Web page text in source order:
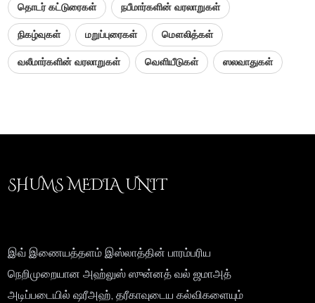
தொடர் கட்டுரைகள் நபீமார்களின் வரலாறுகள்
நிகழ்வுகள் மறுப்புரைகள் மௌலித்கள்
வலீமார்களின் வரலாறுகள் வெளியீடுகள் ஸலவாதுகள்
SHUMS MEDIA UNIT
இவ் இணையத்தளம் இஸ்லாத்தின் பாரம்பரிய
நெறிமுறையான அஹ்லுஸ் ஸுன்னத் வல் ஜமாஅத்
அடிப்படையில் ஷரீஅஹ், தரீகாவுடைய கல்விகளையும்